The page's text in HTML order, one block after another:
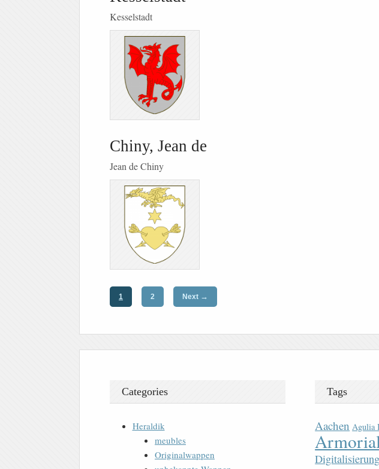
Kesselstadt
Chiny, Jean de
Jean de Chiny
1 2 Next →
Categories
Heraldik
meubles
Originalwappen
Tags
Aachen Agulia
Digitalisierung